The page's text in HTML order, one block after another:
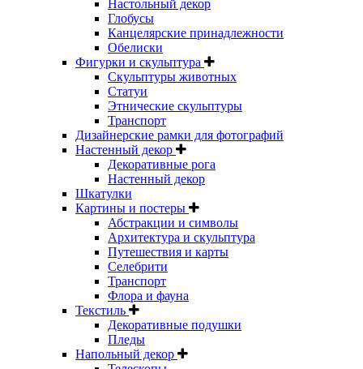
Настольный декор
Глобусы
Канцелярские принадлежности
Обелиски
Фигурки и скульптура
Скульптуры животных
Статуи
Этнические скульптуры
Транспорт
Дизайнерские рамки для фотографий
Настенный декор
Декоративные рога
Настенный декор
Шкатулки
Картины и постеры
Абстракции и символы
Архитектура и скульптура
Путешествия и карты
Селебрити
Транспорт
Флора и фауна
Текстиль
Декоративные подушки
Пледы
Напольный декор